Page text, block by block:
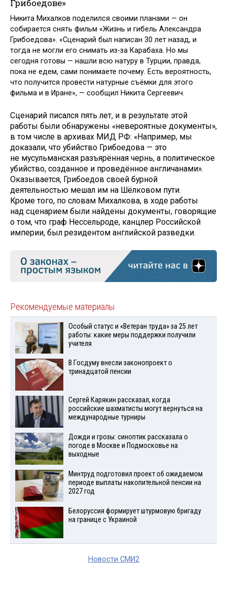
Грибоедове»
Никита Михалков поделился своими планами — он
собирается снять фильм «Жизнь и гибель Александра
Грибоедова». «Сценарий был написан 30 лет назад, и
тогда не могли его снимать из-за Карабаха. Но мы
сегодня готовы — нашли всю натуру в Турции, правда,
пока не едем, сами понимаете почему. Есть вероятность,
что получится провести натурные съёмки для этого
фильма и в Иране», — сообщил Никита Сергеевич.
Сценарий писался пять лет, и в результате этой
работы были обнаружены «невероятные документы»,
в том числе в архивах МИД РФ: «Например, мы
доказали, что убийство Грибоедова — это
не мусульманская разъярённая чернь, а политическое
убийство, созданное и проведённое англичанами».
Оказывается, Грибоедов своей бурной
деятельностью мешал им на Шёлковом пути.
Кроме того, по словам Михалкова, в ходе работы
над сценарием были найдены документы, говорящие
о том, что граф Нессельроде, канцлер Российской
империи, был резидентом английской разведки.
Рекомендуемые материалы
Особый статус и «Ветеран труда» за 25 лет
работы: какие меры поддержки получили
учителя
В Госдуму внесли законопроект о
тринадцатой пенсии
Сергей Карякин рассказал, когда
российские шахматисты могут вернуться на
международные турниры
Дожди и грозы: синоптик рассказала о
погоде в Москве и Подмосковье на
выходные
Минтруд подготовил проект об ожидаемом
периоде выплаты накопительной пенсии на
2027 год
Белоруссия формирует штурмовую бригаду
на границе с Украиной
Новости СМИ2